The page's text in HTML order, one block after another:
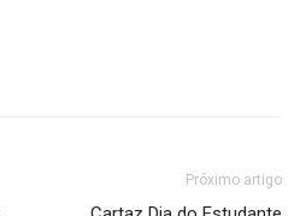
Próximo artigo